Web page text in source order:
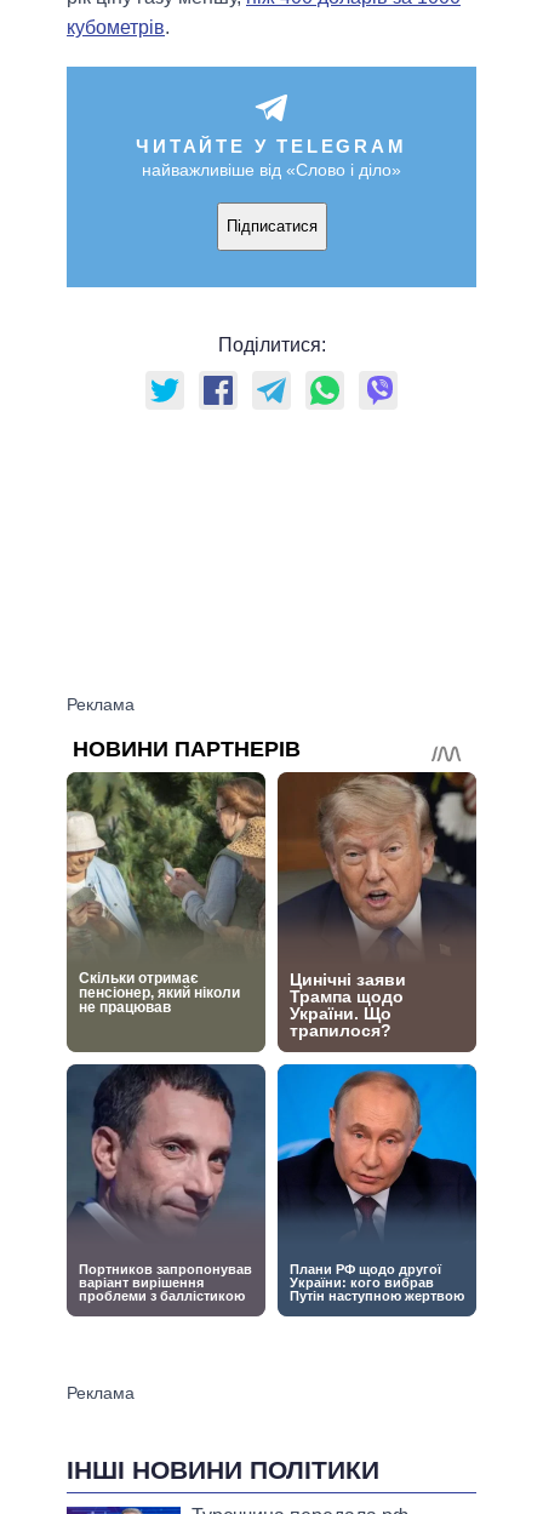
кубометрів.
ЧИТАЙТЕ У TELEGRAM
найважливіше від «Слово і діло»
Підписатися
Поділитися:
ІНШІ НОВИНИ ПОЛІТИКИ